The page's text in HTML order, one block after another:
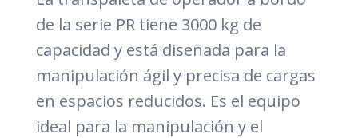
de la serie PR tiene 3000 kg de
capacidad y está diseñada para la
manipulación ágil y precisa de cargas
en espacios reducidos. Es el equipo
ideal para la manipulación y el